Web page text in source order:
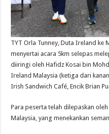
TYT Orla Tunney, Duta Ireland ke
menyertai acara 5km selepas
diiringi oleh Hafidz Kosai bin
Ireland Malaysia (ketiga dari
Irish Sandwich Café, Encik Brian
Para peserta telah dilepaskan oleh
Malaysia, yang menekankan